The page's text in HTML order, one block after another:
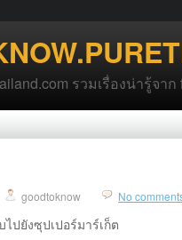
รวมเรื่องน่ารู้จาก
goodtoknow No
ปยังซุปเปอร์มาร์เก็ต